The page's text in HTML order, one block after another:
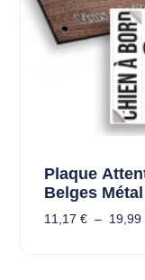
Plaque
Belges
11,17 € – 19,99